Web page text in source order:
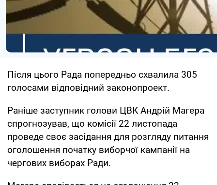
Після цього Рада попередньо схвалила 305
голосами відповідний законопроект.
Раніше заступник голови ЦВК Андрій Магера
спрогнозував, що комісії 22 листопада
проведе своє засідання для розгляду питання
оголошення початку виборчої кампанії на
чергових виборах Ради.